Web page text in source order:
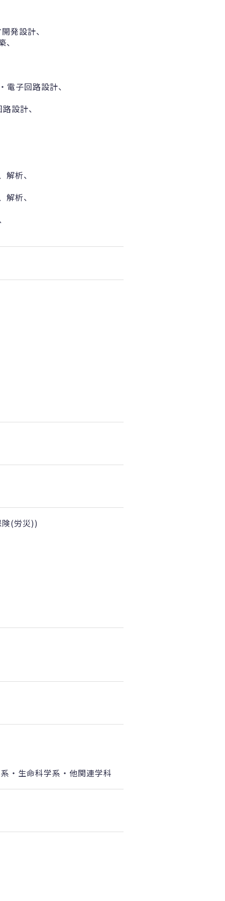
発設計、
子回路設計、
設計、
析、
析、
険(労災))
・生命科学系・他関連学科